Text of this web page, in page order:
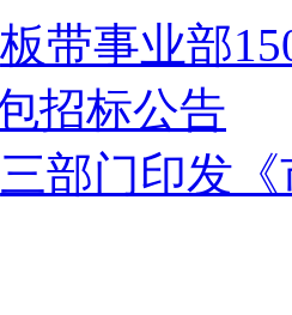
板带事业部
招标公告
三部门印发